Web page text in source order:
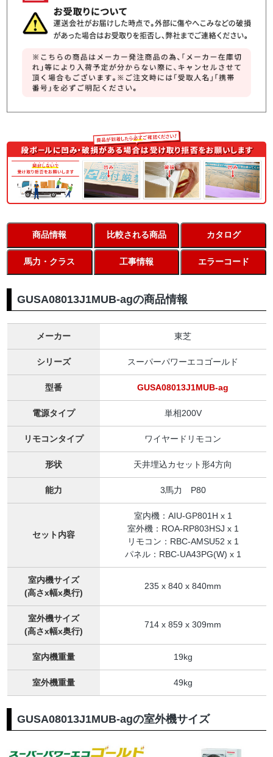
商品情報 比較される商品 カタログ
馬力・クラス 工事情報 エラーコード
GUSA08013J1MUB-agの商品情報
メーカー 東芝
シリーズ スーパーパワーエコゴールド
型番 GUSA08013J1MUB-ag
電源タイプ 単相200V
リモコンタイプ ワイヤードリモコン
形状 天井埋込カセット形4方向
能力 3馬力 P80
セット内容
室内機：AIU-GP801H x 1
室外機：ROA-RP803HSJ x 1
リモコン：RBC-AMSU52 x 1
パネル：RBC-UA43PG(W) x 1
室内機サイズ
(高さx幅x奥行)
235 x 840 x 840mm
室外機サイズ
(高さx幅x奥行)
714 x 859 x 309mm
室内機重量 19kg
室外機重量 49kg
GUSA08013J1MUB-agの室外機サイズ